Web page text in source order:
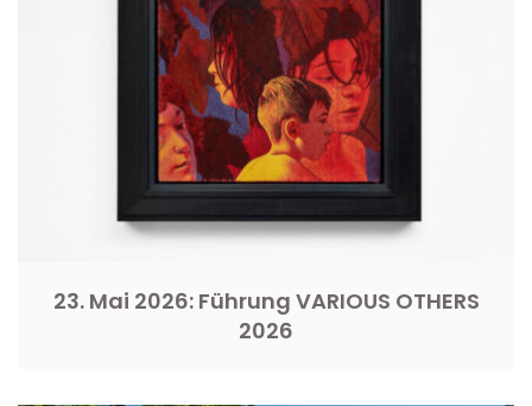
23. Mai 2026: Führung VARIOUS OTHERS
2026